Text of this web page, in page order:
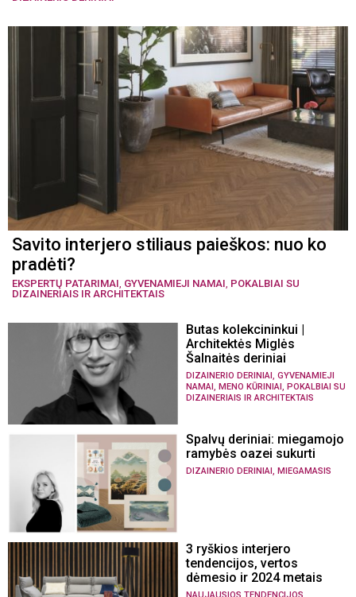
Savito interjero stiliaus paieškos: nuo ko
pradėti?
EKSPERTŲ PATARIMAI GYVENAMIEJI NAMAI POKALBIAI SU
DIZAINERIAIS IR ARCHITEKTAIS
Butas kolekcininkui |
Architektės Miglės
Šalnaitės deriniai
DIZAINERIO DERINIAI GYVENAMIEJI
NAMAI MENO KŪRINIAI POKALBIAI SU
DIZAINERIAIS IR ARCHITEKTAIS
Spalvų deriniai: miegamojo
ramybės oazei sukurti
DIZAINERIO DERINIAI, MIEGAMASIS
3 ryškios interjero
tendencijos, vertos
dėmesio ir 2024 metais